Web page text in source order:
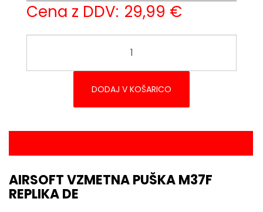
Cena z DDV: 29,99 €
DODAJ V KOŠARICO
AIRSOFT VZMETNA PUŠKA M37F
REPLIKA DE